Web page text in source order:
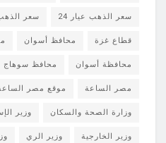
سعر الذهب عيار 24 سعر
قطاع غزة محافظ أسوان
محافظة أسوان محافظ سوهاج
مصر الساعة موقع مصر
وزارة الصحة والسكان وزير
وزير الخارجية وزير الري